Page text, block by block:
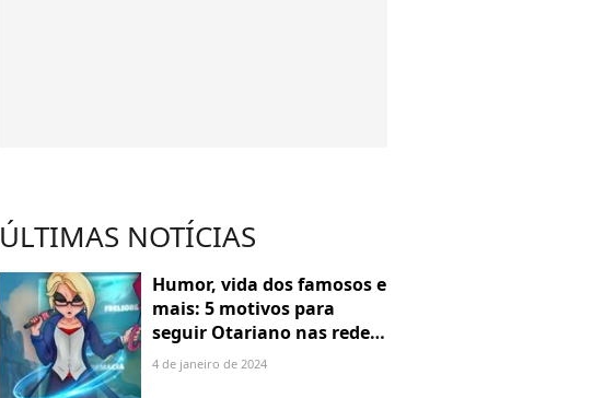
ÚLTIMAS NOTÍCIAS
Humor, vida dos famosos e
mais: 5 motivos para
seguir Otariano nas redes
sociais
4 de janeiro de 2024